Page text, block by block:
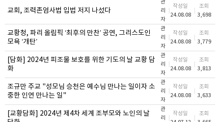
교회, 조력존엄사법 입법 저지 나섰다
관
리
자
작성일
24.08.08
조회
3,698
교황청, 파리 올림픽 ‘최후의 만찬’ 공연, 그리스도인
모욕 ‘개탄’
관
리
자
작성일
24.08.08
조회
3,779
[담화] 2024년 피조물 보호를 위한 기도의 날 교황 담
화
관
리
자
작성일
24.08.08
조회
3,813
조규만 주교 "성모님 승천은 예수님 만나는 일이자 소
중한 인연 만나는 일"
관
리
자
작성일
24.08.08
조회
3,633
[교황담화] 2024년 제4차 세계 조부모와 노인의 날
관
리
작성일
조회